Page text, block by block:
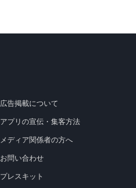
広告掲載について
アプリの宣伝・集客方法
メディア関係者の方へ
お問い合わせ
プレスキット